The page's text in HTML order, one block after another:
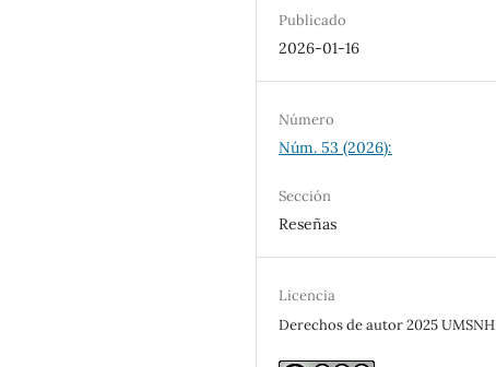
Publicado
2026-01-16
Número
Núm. 53 (2026):
Sección
Reseñas
Licencia
Derechos de autor 2025 UMSNH